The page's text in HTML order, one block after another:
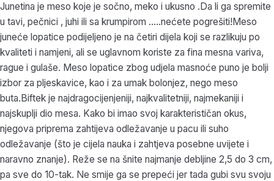
Junetina je meso koje je sočno, meko i ukusno .Da li ga spremite
u tavi, pečnici , juhi ili sa krumpirom …..nećete pogrešiti!Meso
juneće lopatice podijeljeno je na četiri dijela koji se razlikuju po
kvaliteti i namjeni, ali se uglavnom koriste za fina mesna variva,
rague i gulaše. Meso lopatice zbog udjela masnoće puno je bolji
izbor za pljeskavice, kao i za umak bolonjez, nego meso
buta.Biftek je najdragocijenjeniji, najkvalitetniji, najmekaniji i
najskuplji dio mesa. Kako bi imao svoj karakterističan okus,
njegova priprema zahtijeva odležavanje u pacu ili suho
odležavanje (što je cijela nauka i zahtjeva posebne uvijete i
naravno znanje). Reže se na šnite najmanje debljine 2,5 do 3 cm,
pa sve do 10-tak. Ne smije ga se prepeći jer tada gubi svu svoju